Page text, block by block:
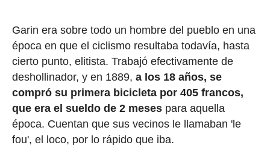
Garin era sobre todo un hombre del pueblo en una
época en que el ciclismo resultaba todavía, hasta
cierto punto, elitista. Trabajó efectivamente de
deshollinador, y en 1889, a los 18 años, se
compró su primera bicicleta por 405 francos,
que era el sueldo de 2 mesespara aquella
época. Cuentan que sus vecinos le llamaban 'le
fou', el loco, por lo rápido que iba.